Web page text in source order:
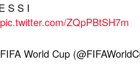
S S I
pic.twitter.com/ZQpPBtSH7m
World Cup